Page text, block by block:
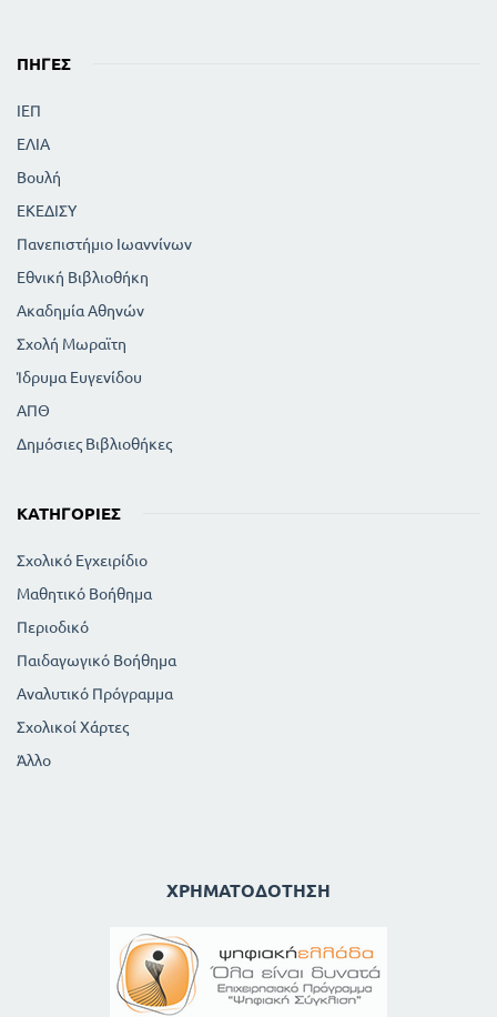
ΠΗΓΈΣ
ΙΕΠ
ΕΛΙΑ
Βουλή
ΕΚΕΔΙΣΥ
Πανεπιστήμιο Ιωαννίνων
Εθνική Βιβλιοθήκη
Ακαδημία Αθηνών
Σχολή Μωραϊτη
Ίδρυμα Ευγενίδου
ΑΠΘ
Δημόσιες Βιβλιοθήκες
ΚΑΤΗΓΟΡΊΕΣ
Σχολικό Εγχειρίδιο
Μαθητικό Βοήθημα
Περιοδικό
Παιδαγωγικό Βοήθημα
Αναλυτικό Πρόγραμμα
Σχολικοί Χάρτες
Άλλο
ΧΡΗΜΑΤΟΔΌΤΗΣΗ